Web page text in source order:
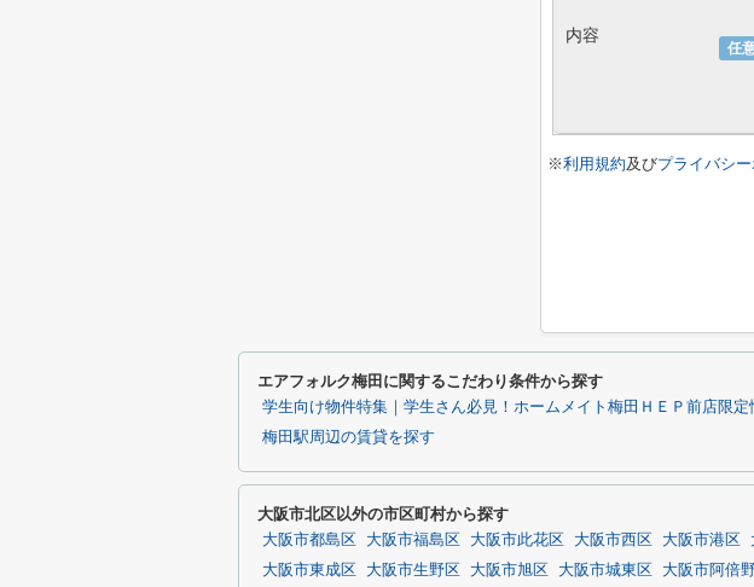
任
内容
※利用規約及びプライバシ
エアフォルク梅田に関するこだわり条件から探す
学生向け物件特集｜学生さん必見！ホームメイト梅田ＨＥＰ前店限定
梅田駅周辺の賃貸を探す
大阪市北区以外の市区町村から探す
大阪市都島区 大阪市福島区 大阪市此花区 大阪市西区 大阪市港区
大阪市東成区
大阪市生野区 大阪市旭区 大阪市城東区 大阪市阿倍